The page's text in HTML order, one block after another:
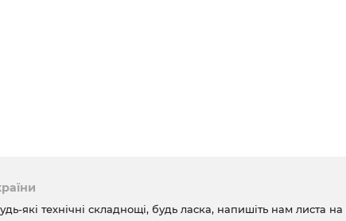
які технічні складнощі, будь ласка, напишіть нам листа на